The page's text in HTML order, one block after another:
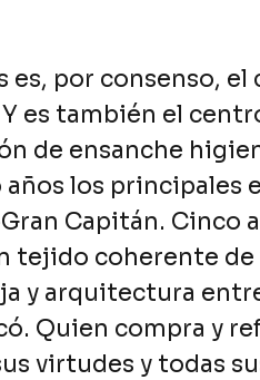
es, por consenso,
es también el
de ensanche
los principales
Capitán. Cinco
tejido coherente
y arquitectura
Quien compra y
virtudes y todas